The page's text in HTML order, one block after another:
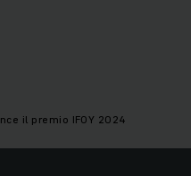
il premio IFOY 2024